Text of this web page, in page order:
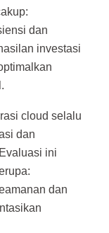
dan
investasi
cloud selalu
dan
ini
dan